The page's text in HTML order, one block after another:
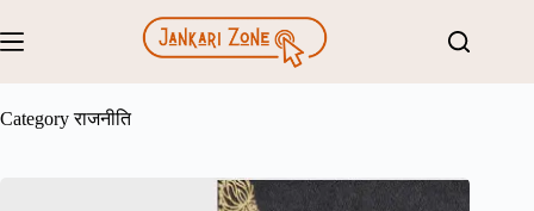
to
content
Categoryराजनीति